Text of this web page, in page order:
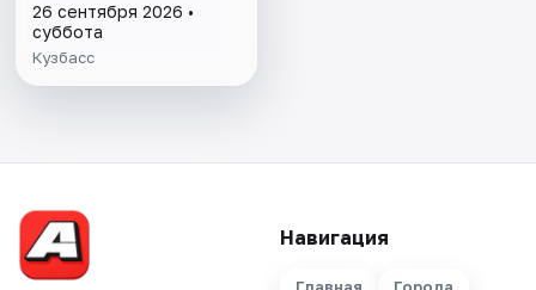
26 сентября 2026 •
суббота
Кузбасс
Навигация